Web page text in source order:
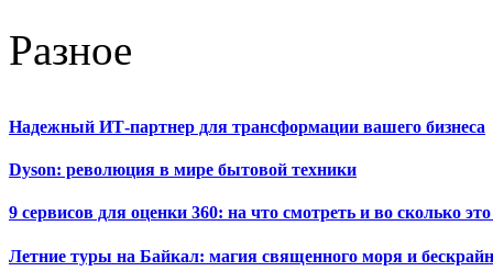
Разное
Надежный ИТ-партнер для трансформации вашего бизнеса
Dyson: революция в мире бытовой техники
9 сервисов для оценки 360: на что смотреть и во сколько это
Летние туры на Байкал: магия священного моря и